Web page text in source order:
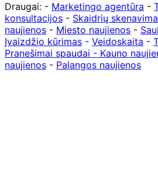
Draugai: - Marketingo agentūra -
konsultacijos - Skaidrių
naujienos - Miesto naujienos -
Įvaizdžio kūrimas - Veidoskaita -
Pranešimai spaudai - Kauno
naujienos - Palangos naujienos